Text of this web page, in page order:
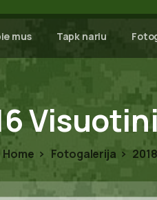
mus Tapk nariu
Home Fotogalerija